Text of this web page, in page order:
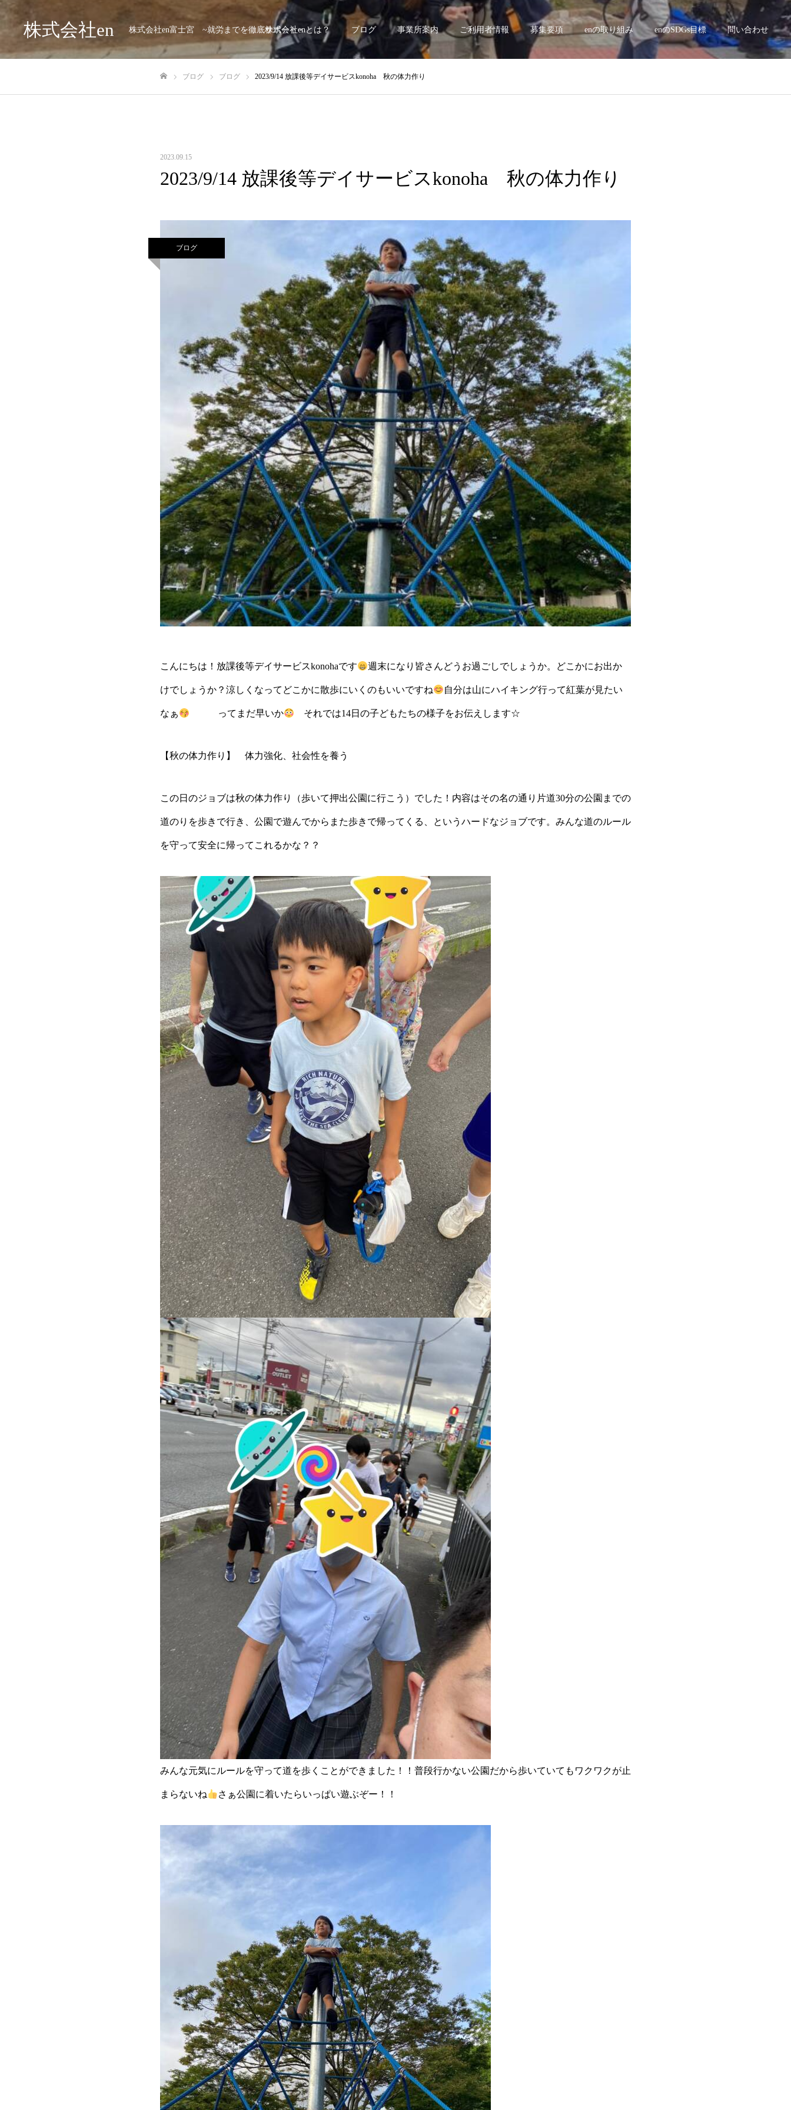
株式会社en 株式会社en富士宮 ~就労までを徹底サポート~
株式会社enとは？ ブログ 事業所案内 ご利用者情報 募集要項 enの取り組み enのSDGs目標 問い合わせ
ブログ ブログ 2023/9/14 放課後等デイサービスkonoha 秋の体力作り
2023.09.15
2023/9/14 放課後等デイサービスkonoha 秋の体力作り
ブログ
こんにちは！放課後等デイサービスkonohaです 週末になり皆さんどうお過ごしでしょうか。どこかにお出か
けでしょうか？涼しくなってどこかに散歩にいくのもいいですね 自分は山にハイキング行って紅葉が見たい
なぁ ってまだ早いか それでは14日の子どもたちの様子をお伝えします☆
【秋の体力作り】 体力強化、社会性を養う
この日のジョブは秋の体力作り（歩いて押出公園に行こう）でした！内容はその名の通り片道30分の公園までの
道のりを歩きで行き、公園で遊んでからまた歩きで帰ってくる、というハードなジョブです。みんな道のルール
を守って安全に帰ってこれるかな？？
みんな元気にルールを守って道を歩くことができました！！普段行かない公園だから歩いていてもワクワクが止
まらないね さぁ公園に着いたらいっぱい遊ぶぞー！！